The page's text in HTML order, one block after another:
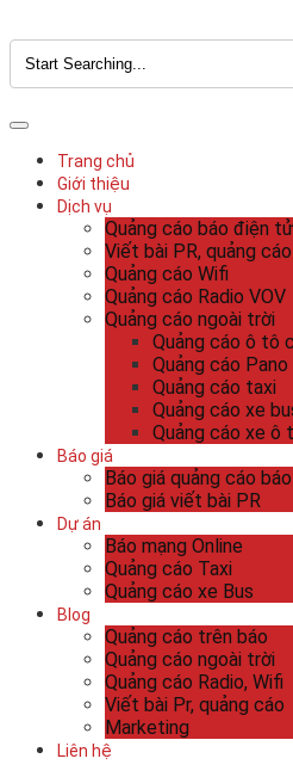
Trang chủ
Giới thiệu
Dịch vụ
Quảng cáo báo điện tử
Viết bài PR, quảng cáo
Quảng cáo Wifi
Quảng cáo Radio VOV
Quảng cáo ngoài trời
Quảng cáo ô tô
Quảng cáo
Quảng cáo taxi
Quảng cáo xe
Quảng cáo xe ô
Báo giá
Báo giá quảng cáo
Báo giá viết bài PR
Dự án
Báo mạng Online
Quảng cáo Taxi
Quảng cáo xe Bus
Blog
Quảng cáo trên báo
Quảng cáo ngoài trời
Quảng cáo Radio, Wifi
Viết bài Pr, quảng cáo
Marketing
Liên hệ